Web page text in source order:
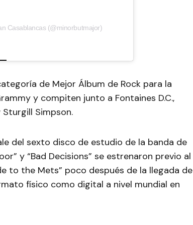
Casablancas (@minorbutmajor)
de Mejor Álbum de Rock para la
y compiten junto a Fontaines D.C.,
Simpson.
del sexto disco de estudio de la banda de
y “Bad Decisions” se estrenaron previo al
to the Mets” poco después de la llegada de
físico como digital a nivel mundial en